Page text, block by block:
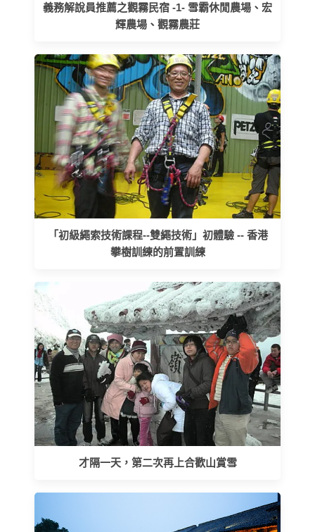
義務解說員推薦之觀霧民宿 -1- 雪霸休閒農場、宏
輝農場、觀霧農莊
「初級繩索技術課程--雙繩技術」初體驗 -- 香港
攀樹訓練的前置訓練
才隔一天，第二次再上合歡山賞雪